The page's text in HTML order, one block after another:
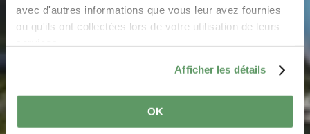
avec d'autres informations que vous leur avez fournies
ou qu'ils ont collectées lors de votre utilisation de leurs
Afficher les détails
OK